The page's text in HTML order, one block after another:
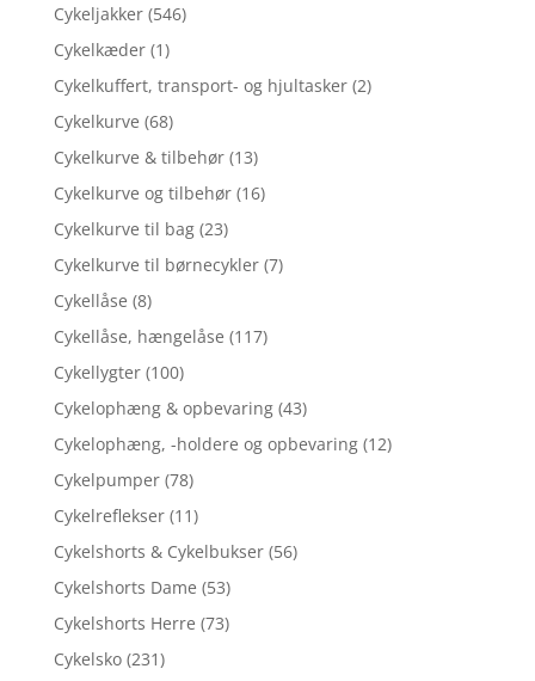
Cykeljakker (546)
Cykelkæder (1)
Cykelkuffert, transport- og hjultasker (2)
Cykelkurve (68)
Cykelkurve & tilbehør (13)
Cykelkurve og tilbehør (16)
Cykelkurve til bag (23)
Cykelkurve til børnecykler (7)
Cykellåse (8)
Cykellåse, hængelåse (117)
Cykellygter (100)
Cykelophæng & opbevaring (43)
Cykelophæng, -holdere og opbevaring (12)
Cykelpumper (78)
Cykelreflekser (11)
Cykelshorts & Cykelbukser (56)
Cykelshorts Dame (53)
Cykelshorts Herre (73)
Cykelsko (231)